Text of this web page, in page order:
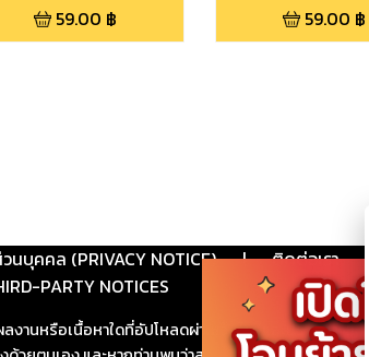
59.00 ฿ 59.00 ฿
บุคคล (PRIVACY NOTICE) | ติดต่อเรา
PARTY NOTICES
นหรือเนื้อหาใดที่อัปโหลดผ่านเว็บไซต์และปรากฏว่า